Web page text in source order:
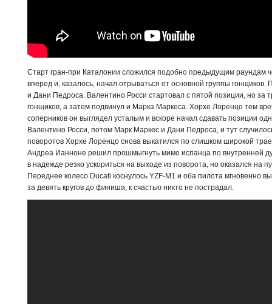
Старт гран-при Каталонии сложился подобно предыдущим раундам
вперед и, казалось, начал отрываться от основной группы
и Дани Педроса. Валентино Росси стартовал с пятой позиции, но за
гонщиков, а затем подвинул и Марка Маркеса. Хорхе Лоренцо тем
соперников он выглядел усталым и вскоре начал сдавать позиции
Валентино Росси, потом Марк Маркес и Дани Педроса, и тут
поворотов Хорхе Лоренцо снова выкатился по слишком широкой
Андреа Ианноне решил прошмыгнуть мимо испанца по внутренней
в надежде резко ускориться на выходе из поворота, но оказался на
Переднее колесо Ducati коснулось YZF-M1 и оба пилота мгновенно
за девять кругов до финиша, к счастью никто не пострадал.